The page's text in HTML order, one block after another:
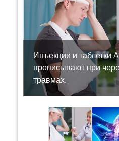
Инъекции и таблетки
прописывают при
травмах.